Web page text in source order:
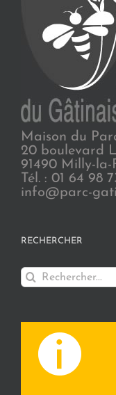
Maison du
20 boulevard
91490 Milly-la-
Tél. : 01 64 98
info@parc-
RECHERCHER
Rechercher: